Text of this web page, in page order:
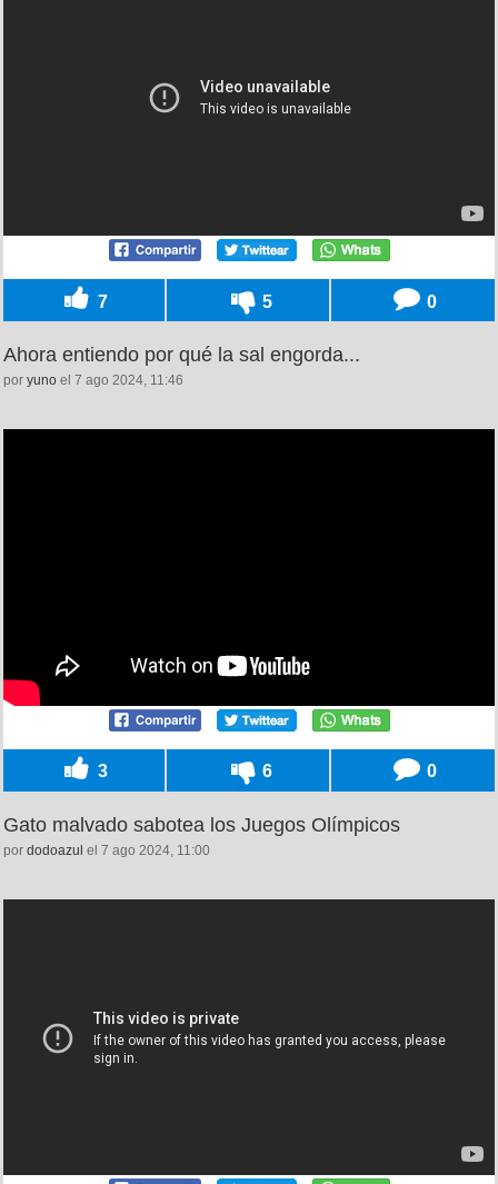
7 5 0
Ahora entiendo por qué la sal engorda...
por yuno el 7 ago 2024, 11:46
3 6 0
Gato malvado sabotea los Juegos Olímpicos
por dodoazul el 7 ago 2024, 11:00